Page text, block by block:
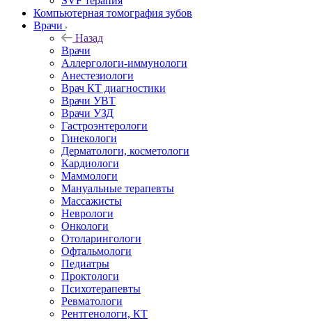
Компьютерная томография зубов
Врачи
Назад
Врачи
Аллергологи-иммунологи
Анестезиологи
Врач КТ диагностики
Врачи УВТ
Врачи УЗД
Гастроэнтерологи
Гинекологи
Дерматологи, косметологи
Кардиологи
Маммологи
Мануальные терапевты
Массажисты
Неврологи
Онкологи
Отоларингологи
Офтальмологи
Педиатры
Проктологи
Психотерапевты
Ревматологи
Рентгенологи, КТ